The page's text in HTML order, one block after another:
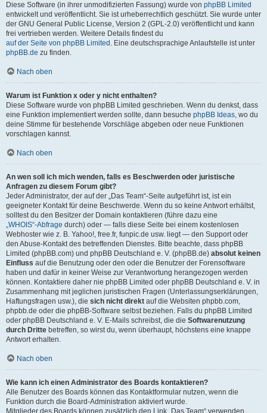
Diese Software (in ihrer unmodifizierten Fassung) wurde von phpBB Limited
entwickelt und veröffentlicht. Sie ist urheberrechtlich geschützt. Sie wurde unter
der GNU General Public License, Version 2 (GPL-2.0) veröffentlicht und kann
frei vertrieben werden. Weitere Details findest du
auf der Seite von phpBB Limited . Eine deutschsprachige Anlaufstelle ist unter
phpBB.de zu finden.
Nach oben
Warum ist Funktion x oder y nicht enthalten?
Diese Software wurde von phpBB Limited geschrieben. Wenn du denkst, dass
eine Funktion implementiert werden sollte, dann besuche phpBB Ideas, wo du
deine Stimme für bestehende Vorschläge abgeben oder neue Funktionen
vorschlagen kannst.
Nach oben
An wen soll ich mich wenden, falls es Beschwerden oder juristische
Anfragen zu diesem Forum gibt?
Jeder Administrator, der auf der „Das Team“-Seite aufgeführt ist, ist ein
geeigneter Kontakt für deine Beschwerde. Wenn du so keine Antwort erhältst,
solltest du den Besitzer der Domain kontaktieren (führe dazu eine
„WHOIS“-Abfrage durch) oder — falls diese Seite bei einem kostenlosen
Webhoster wie z. B. Yahoo!, free.fr, funpic.de usw. liegt — den Support oder
den Abuse-Kontakt des betreffenden Dienstes. Bitte beachte, dass phpBB
Limited (phpBB.com) und phpBB Deutschland e. V. (phpBB.de) absolut keinen
Einfluss auf die Benutzung oder den oder die Benutzer der Forensoftware
haben und dafür in keiner Weise zur Verantwortung herangezogen werden
können. Kontaktiere daher nie phpBB Limited oder phpBB Deutschland e. V. in
Zusammenhang mit jeglichen juristischen Fragen (Unterlassungserklärungen,
Haftungsfragen usw.), die sich nicht direkt auf die Websiten phpbb.com,
phpbb.de oder die phpBB-Software selbst beziehen. Falls du phpBB Limited
oder phpBB Deutschland e. V. E-Mails schreibst, die die Softwarenutzung
durch Dritte betreffen, so wirst du, wenn überhaupt, höchstens eine knappe
Antwort erhalten.
Nach oben
Wie kann ich einen Administrator des Boards kontaktieren?
Alle Benutzer des Boards können das Kontaktformular nutzen, wenn die
Funktion durch die Board-Administration aktiviert wurde.
Mitglieder des Boards können zusätzlich den Link „Das Team“ verwenden.